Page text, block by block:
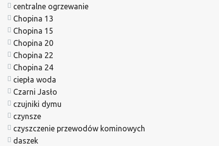
centralne ogrzewanie
Chopina 13
Chopina 15
Chopina 20
Chopina 22
Chopina 24
ciepła woda
Czarni Jasło
czujniki dymu
czynsze
czyszczenie przewodów kominowych
daszek